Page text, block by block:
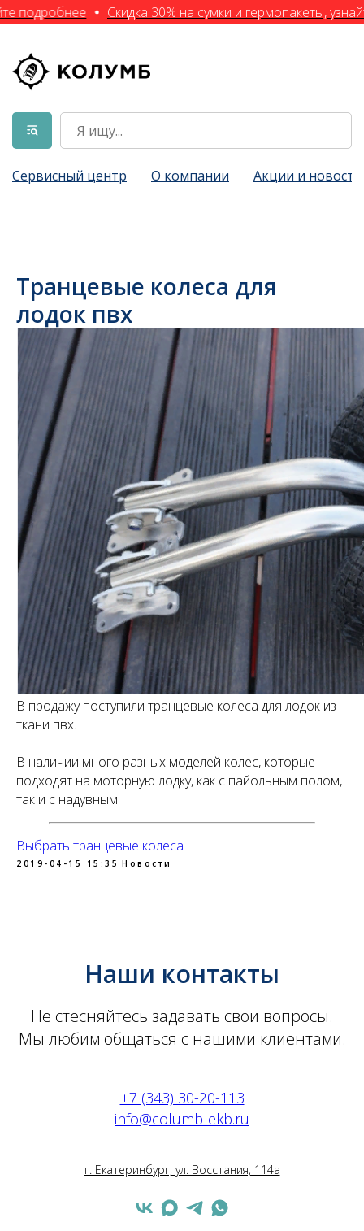
подробнее Скидка 30% на сумки и гермопакеты,
Сервисный центр О компании Акции и новости
Транцевые колеса для
лодок пвх
В продажу поступили транцевые колеса для лодок из
ткани пвх.
В наличии много разных моделей колес, которые
подходят на моторную лодку, как с пайольным полом,
так и с надувным.
Выбрать транцевые колеса
2019-04-15 15:35 Новости
Наши контакты
Не стесняйтесь задавать свои вопросы.
Мы любим общаться с нашими клиентами.
+7 (343) 30-20-113
info@columb-ekb.ru
г. Екатеринбург, ул. Восстания, 114а